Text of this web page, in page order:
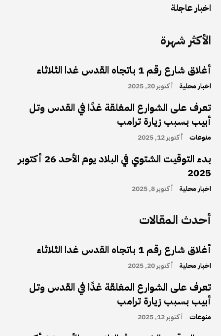
اخبار عاجلة
الأكثر شهرة
أغلاق شارع رقم 1 باتجاه القدس غدا الثلاثاء
اخبار محلية أكتوبر 20, 2025
تعرف على الشوارع المغلقة غدًا في القدس وتل
أبيب بسبب زيارة ترامب
منوعات أكتوبر 12, 2025
بدء التوقيت الشتوي في البلاد يوم الأحد 26 أكتوبر
2025
اخبار محلية أكتوبر 8, 2025
أحدث المقالات
أغلاق شارع رقم 1 باتجاه القدس غدا الثلاثاء
اخبار محلية أكتوبر 20, 2025
تعرف على الشوارع المغلقة غدًا في القدس وتل
أبيب بسبب زيارة ترامب
منوعات أكتوبر 12, 2025